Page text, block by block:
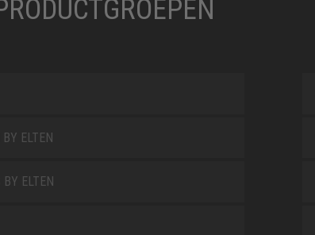
BY ELTEN
BY ELTEN